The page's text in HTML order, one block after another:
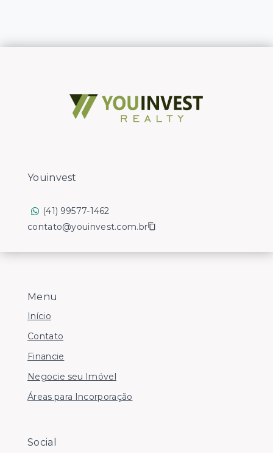
Menu
Início
Contato
Financie
Negocie seu Imóvel
Áreas para Incorporação
Social
Youinvest
(41) 99577-1462
contato@youinvest.com.br